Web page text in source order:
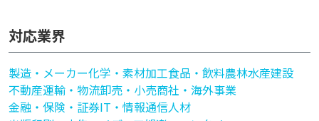
対応業界
製造・メーカー化学・素材加工食品・飲料農林水産建設
不動産運輸・物流卸売・小売商社・海外事業
金融・保険・証券IT・情報通信人材